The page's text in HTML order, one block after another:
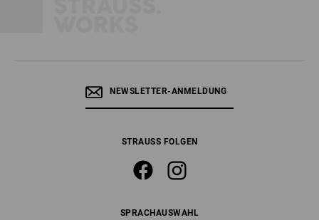
NEWSLETTER-ANMELDUNG
STRAUSS FOLGEN
SPRACHAUSWAHL